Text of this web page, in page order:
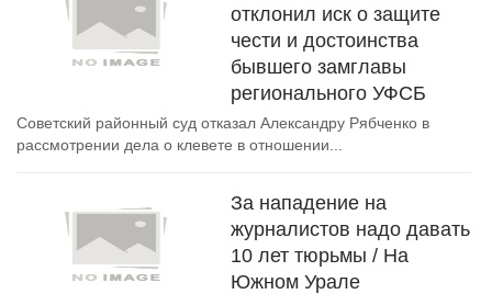
отклонил иск о защите
чести и достоинства
бывшего замглавы
регионального УФСБ
Советский районный суд отказал Александру Рябченко в
рассмотрении дела о клевете в отношении...
За нападение на
журналистов надо давать
10 лет тюрьмы / На
Южном Урале